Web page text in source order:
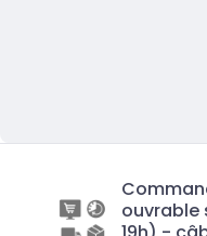
ouvrable